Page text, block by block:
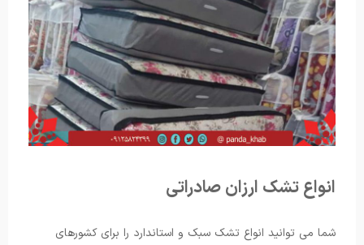
انواع تشک ارزان صادراتی
شما می توانید انواع تشک سبک و استاندارد را برای کشورهای